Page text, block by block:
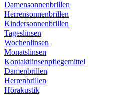
Damensonnenbrillen
Herrensonnenbrillen
Kindersonnenbrillen
Tageslinsen
Wochenlinsen
Monatslinsen
Kontaktlinsenpflegemittel
Damenbrillen
Herrenbrillen
Hörakustik